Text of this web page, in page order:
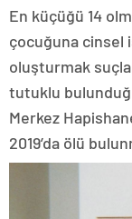
En küçüğü 14
çocuğuna cinsel
oluşturmak
tutuklu
Merkez
2019’da ölü